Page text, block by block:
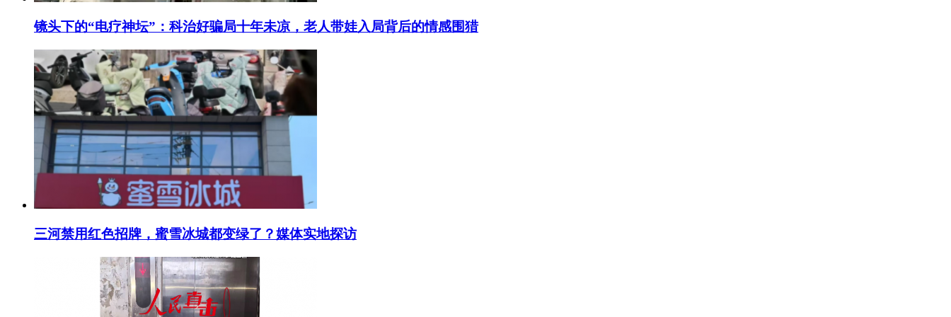
镜头下的“电疗神坛”：科治好骗局十年未凉，老人带娃入局背后的情感围猎
三河禁用红色招牌，蜜雪冰城都变绿了？媒体实地探访